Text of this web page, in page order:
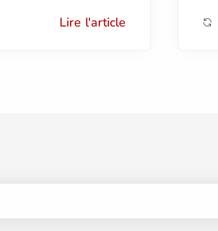
Lire l'article